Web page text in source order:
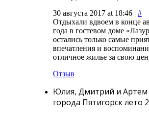
30 августа 2017 at 18:46 | #
Отдыхали вдвоем в конце
года в гостевом доме
остались только самые
впечатления и
отличное жилье за свою
Отзыв
Юлия, Дмитрий и Артем
города Пятигорск лето